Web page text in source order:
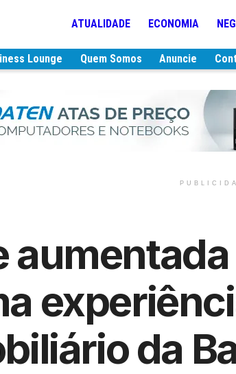
ATUALIDADE ECONOMIA
Lounge Quem Somos Anuncie
aumentada
da